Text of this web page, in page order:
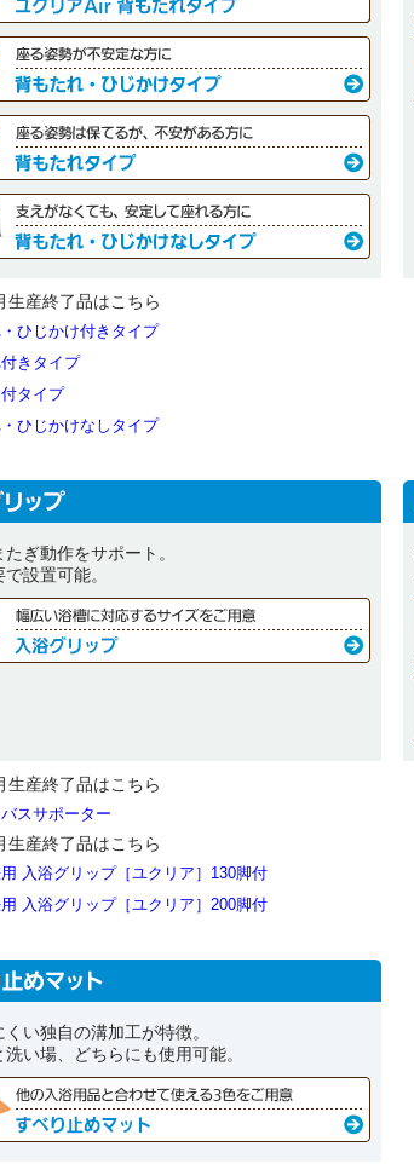
生産終了品はこちら
ひじかけ付きタイプ
きタイプ
タイプ
ひじかけなしタイプ
ぎ動作をサポート。
設置可能。
生産終了品はこちら
スサポーター
生産終了品はこちら
入浴グリップ［ユクリア］130脚付
入浴グリップ［ユクリア］200脚付
い独自の溝加工が特徴。
い場、どちらにも使用可能。